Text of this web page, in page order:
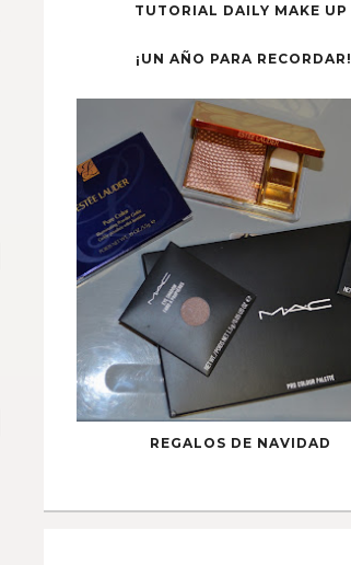
TUTORIAL DAILY MAKE UP
¡UN AÑO PARA RECORDAR!
REGALOS DE NAVIDAD